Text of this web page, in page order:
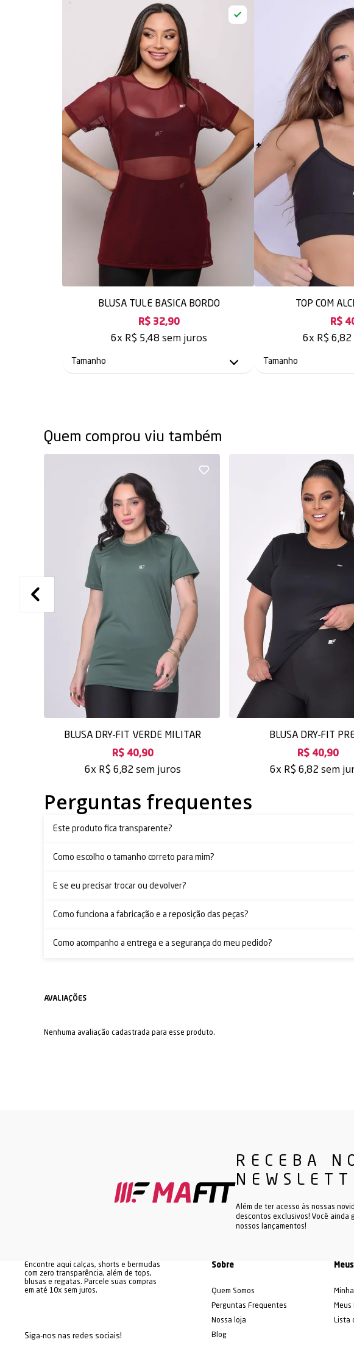
BLUSA TULE BASICA BORDO
R$ 32,90
6x R$ 5,48 sem juros
TOP COM
R$
6x R$ 6,82
Quem comprou viu também
BLUSA DRY-FIT VERDE MILITAR
R$ 40,90
6x R$ 6,82 sem juros
BLUSA DRY-FIT
R$ 40,90
6x R$ 6,82 sem
Perguntas frequentes
Este produto fica transparente?
Como escolho o tamanho correto para mim?
E se eu precisar trocar ou devolver?
Como funciona a fabricação e a reposição das peças?
Como acompanho a entrega e a segurança do meu pedido?
Nenhuma avaliação cadastrada para esse produto.
RECEBA
Além de ter acesso às nossas
descontos exclusivos! Você ainda
nossos lançamentos!
Encontre aqui calças, shorts e bermudas
com zero transparência, além de tops,
blusas e regatas. Parcele suas compras
em até 10x sem juros.
Siga-nos nas redes sociais!
Sobre
Quem Somos
Perguntas Frequentes
Nossa loja
Blog
Meus
Lista